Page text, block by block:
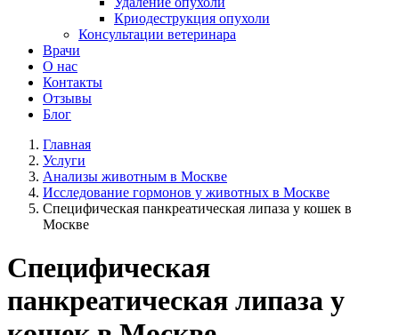
Криодеструкция опухоли
Консультации ветеринара
Врачи
О нас
Контакты
Отзывы
Блог
Главная
Услуги
Анализы животным в Москве
Исследование гормонов у животных в Москве
Специфическая панкреатическая липаза у кошек в
Москве
Специфическая
панкреатическая липаза у